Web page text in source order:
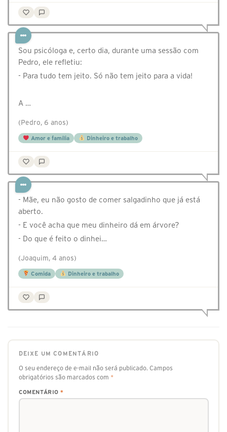
Sou psicóloga e, certo dia, durante uma sessão com
Pedro, ele refletiu:
- Para tudo tem jeito. Só não tem jeito para a vida!
A …
(Pedro, 6 anos)
Amor e família Dinheiro e trabalho
- Mãe, eu não gosto de comer salgadinho que já está
aberto.
- E você acha que meu dinheiro dá em árvore?
- Do que é feito o dinhei…
(Joaquim, 4 anos)
Comida Dinheiro e trabalho
DEIXE UM COMENTÁRIO
O seu endereço de e-mail não será publicado. Campos
obrigatórios são marcados com *
COMENTÁRIO *